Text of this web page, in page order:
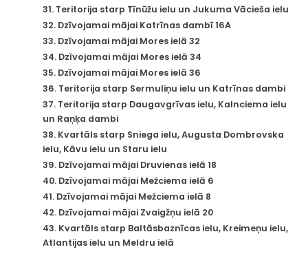
31. Teritorija starp Tīnūžu ielu un Jukuma Vācieša ielu
32. Dzīvojamai mājai Katrīnas dambī 16A
33. Dzīvojamai mājai Mores ielā 32
34. Dzīvojamai mājai Mores ielā 34
35. Dzīvojamai mājai Mores ielā 36
36. Teritorija starp Sermuliņu ielu un Katrīnas dambi
37. Teritorija starp Daugavgrīvas ielu, Kalnciema ielu
un Raņķa dambi
38. Kvartāls starp Sniega ielu, Augusta Dombrovska
ielu, Kāvu ielu un Staru ielu
39. Dzīvojamai mājai Druvienas ielā 18
40. Dzīvojamai mājai Mežciema ielā 6
41. Dzīvojamai mājai Mežciema ielā 8
42. Dzīvojamai mājai Zvaigžņu ielā 20
43. Kvartāls starp Baltāsbaznīcas ielu, Kreimeņu ielu,
Atlantijas ielu un Meldru ielā